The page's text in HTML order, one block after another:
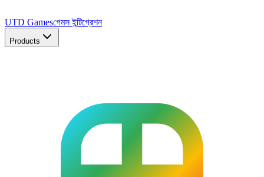
UTD Gamesগেমস ইন্টিগ্রেশন
Products